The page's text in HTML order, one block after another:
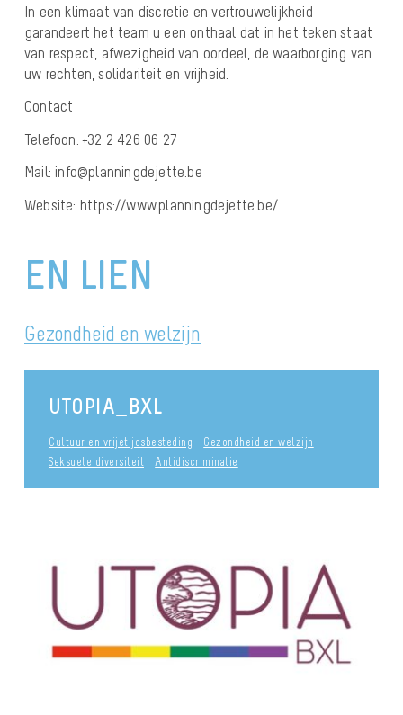
In een klimaat van discretie en vertrouwelijkheid
garandeert het team u een onthaal dat in het teken staat
van respect, afwezigheid van oordeel, de waarborging van
uw rechten, solidariteit en vrijheid.
Contact
Telefoon: +32 2 426 06 27
Mail: info@planningdejette.be
Website: https://www.planningdejette.be/
EN LIEN
Gezondheid en welzijn
UTOPIA_BXL
Cultuur en vrijetijdsbesteding
Gezondheid en welzijn
Seksuele diversiteit
Antidiscriminatie